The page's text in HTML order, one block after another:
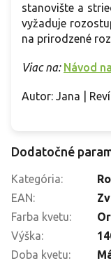
stanovište a
vyžaduje
na prirodzené
Viac na: Návod
Autor: Jana |
Dodatočné
Kategória:
EAN:
Farba kvetu:
Výška:
Doba kvetu: